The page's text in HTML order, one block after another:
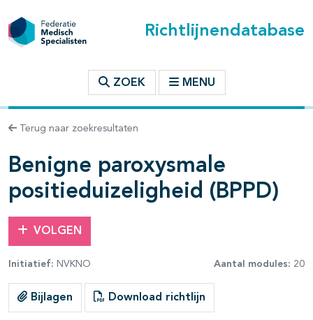
Richtlijnendatabase
ZOEK MENU
Terug naar zoekresultaten
Benigne paroxysmale
positieduizeligheid (BPPD)
VOLGEN
Initiatief: NVKNO Aantal modules: 20
Bijlagen Download richtlijn
openklappen